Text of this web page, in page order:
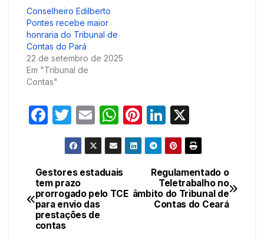
Conselheiro Edilberto
Pontes recebe maior
honraria do Tribunal de
Contas do Pará
22 de setembro de 2025
Em "Tribunal de
Contas"
F
e
b
o
o
T
w
itt
er
E
m
ail
W
h
at
s
A
Pi
nt
er
e
st
Li
n
k
e
dI
n
Navegação
de
Post
Regulamentado o
Teletrabalho no
âmbito do Tribunal de
Contas do Ceará
Gestores estaduais
tem prazo
prorrogado pelo TCE
para envio das
prestações de
contas